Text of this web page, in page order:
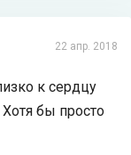
22 апр. 2018
к сердцу
бы просто